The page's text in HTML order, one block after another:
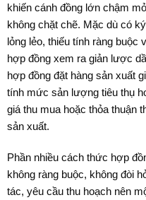
khiến cánh đồng lớn chậm
không chặt chẽ. Mặc dù có
lỏng lẻo, thiếu tính ràng buộc
hợp đồng xem ra giản lược
hợp đồng đặt hàng sản xuất
tính mức sản lượng tiêu thụ
giá thu mua hoặc thỏa thuận
sản xuất.
Phần nhiều cách thức hợp
không ràng buộc, không đòi
tác, yêu cầu thu hoạch nên